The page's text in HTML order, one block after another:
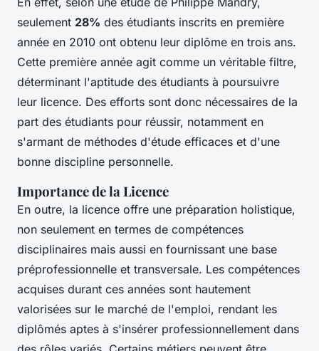
seulement 28% des étudiants inscrits en première
année en 2010 ont obtenu leur diplôme en trois ans.
Cette première année agit comme un véritable filtre,
déterminant l'aptitude des étudiants à poursuivre
leur licence. Des efforts sont donc nécessaires de la
part des étudiants pour réussir, notamment en
s'armant de méthodes d'étude efficaces et d'une
bonne discipline personnelle.
Importance de la Licence
En outre, la licence offre une préparation holistique,
non seulement en termes de compétences
disciplinaires mais aussi en fournissant une base
préprofessionnelle et transversale. Les compétences
acquises durant ces années sont hautement
valorisées sur le marché de l'emploi, rendant les
diplômés aptes à s'insérer professionnellement dans